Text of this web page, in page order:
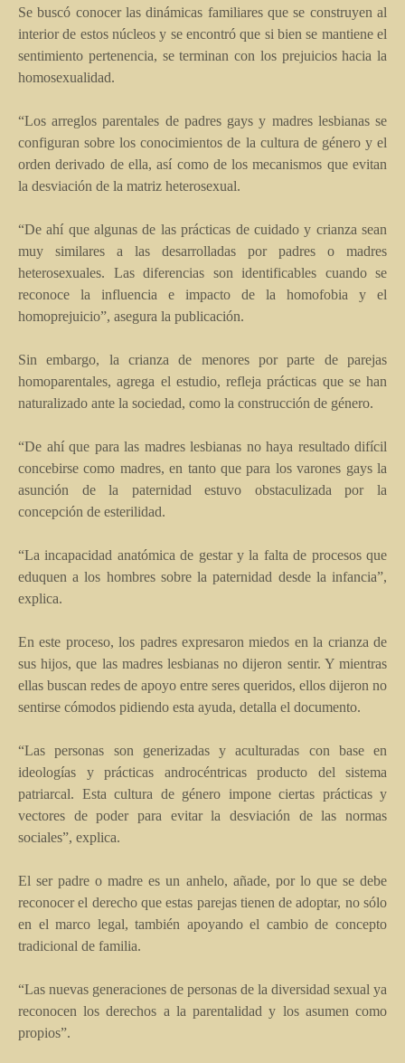
Se buscó conocer las dinámicas familiares que se construyen al
interior de estos núcleos y se encontró que si bien se mantiene el
sentimiento pertenencia, se terminan con los prejuicios hacia la
homosexualidad.
“Los arreglos parentales de padres gays y madres lesbianas se
configuran sobre los conocimientos de la cultura de género y el
orden derivado de ella, así como de los mecanismos que evitan
la desviación de la matriz heterosexual.
“De ahí que algunas de las prácticas de cuidado y crianza sean
muy similares a las desarrolladas por padres o madres
heterosexuales. Las diferencias son identificables cuando se
reconoce la influencia e impacto de la homofobia y el
homoprejuicio”, asegura la publicación.
Sin embargo, la crianza de menores por parte de parejas
homoparentales, agrega el estudio, refleja prácticas que se han
naturalizado ante la sociedad, como la construcción de género.
“De ahí que para las madres lesbianas no haya resultado difícil
concebirse como madres, en tanto que para los varones gays la
asunción de la paternidad estuvo obstaculizada por la
concepción de esterilidad.
“La incapacidad anatómica de gestar y la falta de procesos que
eduquen a los hombres sobre la paternidad desde la infancia”,
explica.
En este proceso, los padres expresaron miedos en la crianza de
sus hijos, que las madres lesbianas no dijeron sentir. Y mientras
ellas buscan redes de apoyo entre seres queridos, ellos dijeron no
sentirse cómodos pidiendo esta ayuda, detalla el documento.
“Las personas son generizadas y aculturadas con base en
ideologías y prácticas androcéntricas producto del sistema
patriarcal. Esta cultura de género impone ciertas prácticas y
vectores de poder para evitar la desviación de las normas
sociales”, explica.
El ser padre o madre es un anhelo, añade, por lo que se debe
reconocer el derecho que estas parejas tienen de adoptar, no sólo
en el marco legal, también apoyando el cambio de concepto
tradicional de familia.
“Las nuevas generaciones de personas de la diversidad sexual ya
reconocen los derechos a la parentalidad y los asumen como
propios”.